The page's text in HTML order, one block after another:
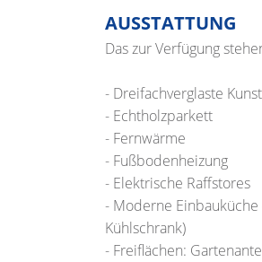
AUSSTATTUNG
Das zur Verfügung
- Dreifachverglaste
- Echtholzparkett
- Fernwärme
- Fußbodenheizung
- Elektrische Raffstores
- Moderne
Kühlschrank)
- Freiflächen: